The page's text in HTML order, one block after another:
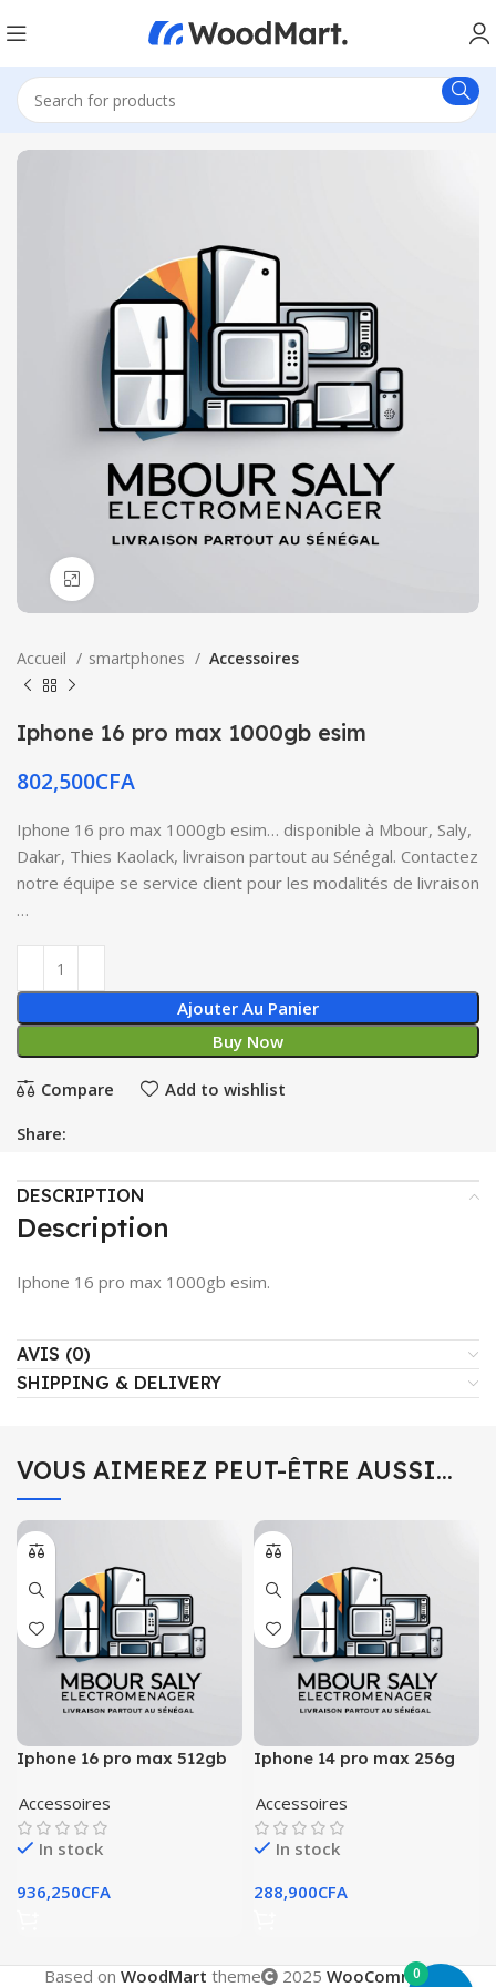
Accueil smartphones Accessoires
Iphone 16 pro max 1000gb esim
802,500CFA
Iphone 16 pro max 1000gb esim… disponible à Mbour, Saly,
Dakar, Thies Kaolack, livraison partout au Sénégal. Contactez
notre équipe se service client pour les modalités de livraison
…
Ajouter Au Panier
Buy Now
Compare Add to wishlist
Share:
DESCRIPTION
Description
Iphone 16 pro max 1000gb esim.
AVIS (0)
SHIPPING & DELIVERY
VOUS AIMEREZ PEUT-ÊTRE AUSSI…
Iphone 16 pro max 512gb
Accessoires
In stock
936,250CFA
Iphone 14 pro max 256g
Accessoires
In stock
288,900CFA
Based on WoodMart theme 2025 WooCommerce
0